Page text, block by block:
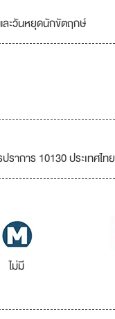
ะวันหยุดนักขัตฤกษ์
าการ 10130 ประเทศไทย
ไม่มี